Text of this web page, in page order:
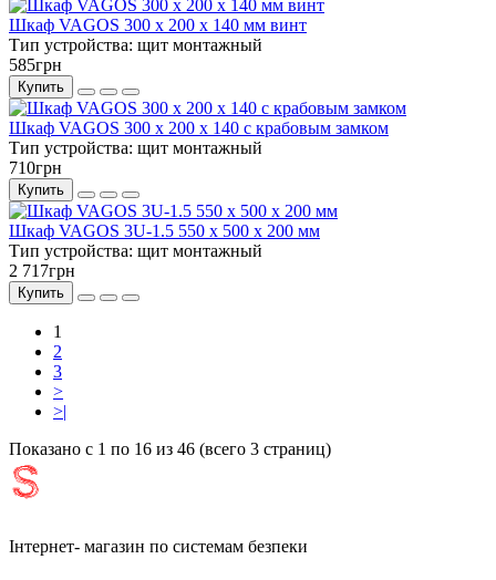
Шкаф VAGOS 300 х 200 х 140 мм винт
Тип устройства: щит монтажный
585грн
Купить
Шкаф VAGOS 300 х 200 х 140 с крабовым замком
Тип устройства: щит монтажный
710грн
Купить
Шкаф VAGOS 3U-1.5 550 х 500 х 200 мм
Тип устройства: щит монтажный
2 717грн
Купить
1
2
3
>
>|
Показано с 1 по 16 из 46 (всего 3 страниц)
Інтернет- магазин по системам безпеки